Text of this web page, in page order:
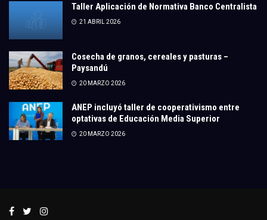
Taller Aplicación de Normativa Banco Centralista
21 ABRIL 2026
Cosecha de granos, cereales y pasturas –
Paysandú
20 MARZO 2026
ANEP incluyó taller de cooperativismo entre
optativas de Educación Media Superior
20 MARZO 2026